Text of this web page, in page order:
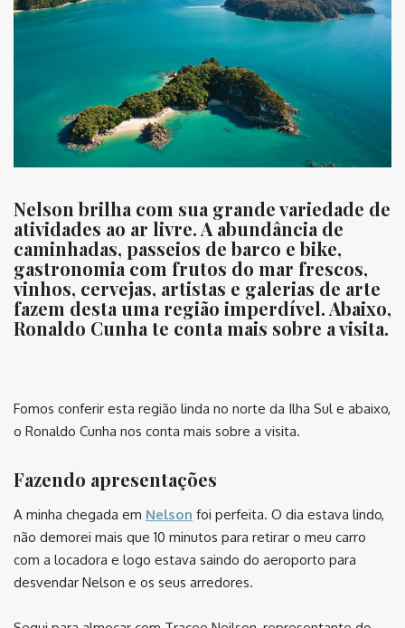
Nelson brilha com sua grande variedade de
atividades ao ar livre. A abundância de
caminhadas, passeios de barco e bike,
gastronomia com frutos do mar frescos,
vinhos, cervejas, artistas e galerias de arte
fazem desta uma região imperdível. Abaixo,
Ronaldo Cunha te conta mais sobre a visita.
Fomos conferir esta região linda no norte da Ilha Sul e abaixo,
o Ronaldo Cunha nos conta mais sobre a visita.
Fazendo apresentações
A minha chegada em Nelson foi perfeita. O dia estava lindo,
não demorei mais que 10 minutos para retirar o meu carro
com a locadora e logo estava saindo do aeroporto para
desvendar Nelson e os seus arredores.